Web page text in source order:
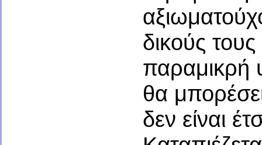
δικούς
παραμικρή
θα
δεν είναι